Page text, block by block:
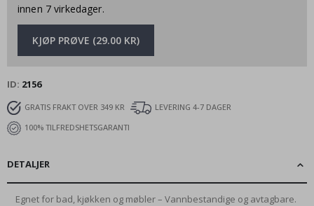
innen 7 virkedager.
KJØP PRØVE (29.00 KR)
ID 2156
GRATIS FRAKT OVER 349 KR
LEVERING 4-7 DAGER
100% TILFREDSHETSGARANTI
DETALJER
Egnet for bad, kjøkken og møbler – Vannbestandige og avtagbare.